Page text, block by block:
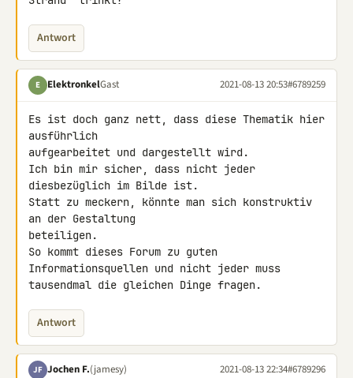
Antwort
E ElektronkelGast 2021-08-13 20:53#6789259
Es ist doch ganz nett, dass diese Thematik hier
ausführlich
aufgearbeitet und dargestellt wird.
Ich bin mir sicher, dass nicht jeder
diesbezüglich im Bilde ist.
Statt zu meckern, könnte man sich konstruktiv
an der Gestaltung
beteiligen.
So kommt dieses Forum zu guten
Informationsquellen und nicht jeder muss
tausendmal die gleichen Dinge fragen.
Antwort
JF Jochen F.(jamesy) 2021-08-13 22:34#6789296